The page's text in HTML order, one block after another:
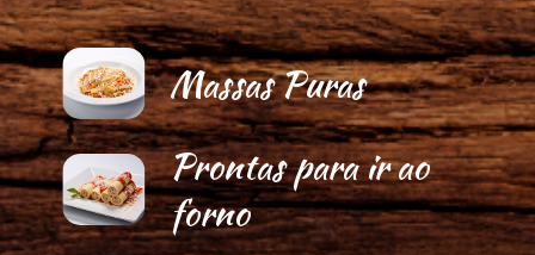
Massas Puras
Prontas para ir ao
forno